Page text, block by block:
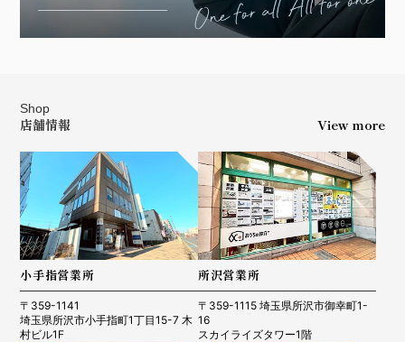
Shop
店舗情報 View more
小手指営業所
〒359-1141
埼玉県所沢市小手指町1丁目15-7 木
村ビル1F
所沢営業所
〒359-1115 埼玉県所沢市御幸町1-
16
スカイライズタワー1階